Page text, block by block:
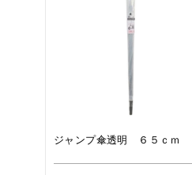
ジャンプ傘透明 ６５ｃｍ